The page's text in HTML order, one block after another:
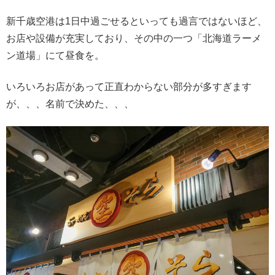
新千歳空港は1日中過ごせるといっても過言ではないほど、
お店や設備が充実しており、その中の一つ「北海道ラーメ
ン道場」にて昼食を。
いろいろお店があって正直わからない部分が多すぎます
が、、、名前で決めた、、、